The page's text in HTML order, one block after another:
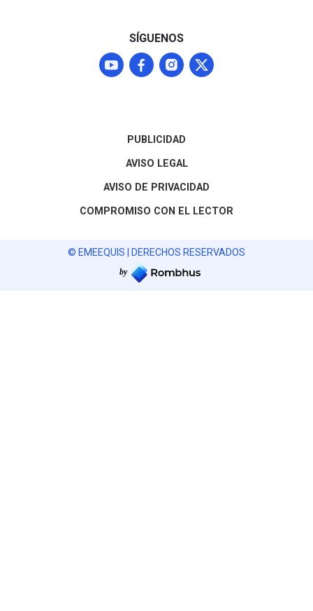
SÍGUENOS
PUBLICIDAD
AVISO LEGAL
AVISO DE PRIVACIDAD
COMPROMISO CON EL LECTOR
© EMEEQUIS | DERECHOS RESERVADOS
by